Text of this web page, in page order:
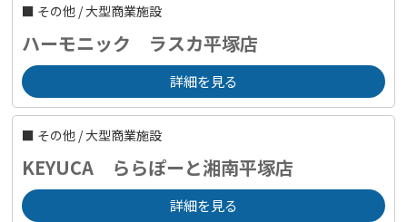
■ その他 /大型商業施設
ハーモニック ラスカ平塚店
詳細を見る
■ その他 /大型商業施設
KEYUCA ららぽーと湘南平塚店
詳細を見る